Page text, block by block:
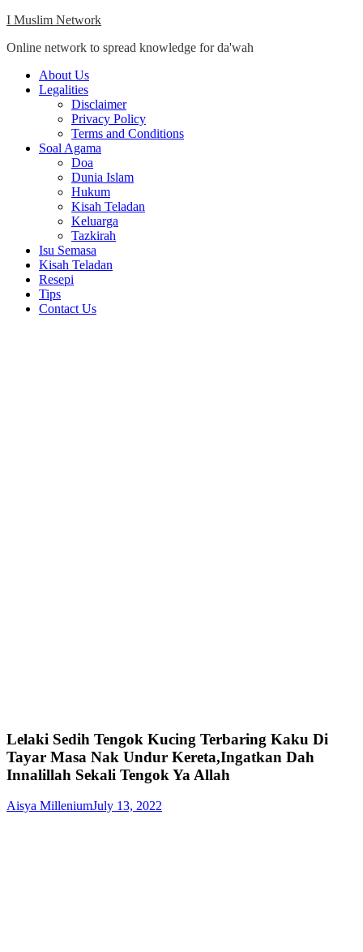
Skip
content
I Muslim Network
Online network to spread knowledge for da'wah
Close
Menu
About Us
Legalities
Disclaimer
Privacy Policy
Terms and Conditions
Soal Agama
Doa
Dunia Islam
Hukum
Kisah Teladan
Keluarga
Tazkirah
Isu Semasa
Kisah Teladan
Resepi
Tips
Contact Us
Lelaki Sedih Tengok Kucing Terbaring Kaku Di
Tayar Masa Nak Undur Kereta,Ingatkan Dah
Innalillah Sekali Tengok Ya Allah
Aisya MilleniumJuly 13, 2022